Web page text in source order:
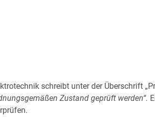
schreibt unter der Überschrift
Zustand geprüft werden“.